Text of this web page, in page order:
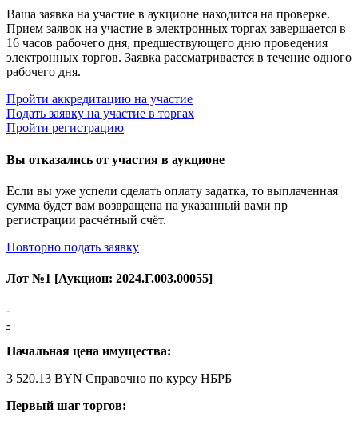
Ваша заявка на участие в аукционе находится на проверке.
Прием заявок на участие в электронных торгах завершается в
16 часов рабочего дня, предшествующего дню проведения
электронных торгов. Заявка рассматривается в течение одного
рабочего дня.
Пройти аккредитацию на участие
Подать заявку на участие в торгах
Пройти регистрацию
Вы отказались от участия в аукционе
Если вы уже успели сделать оплату задатка, то выплаченная
сумма будет вам возвращена на указанный вами пр
регистрации расчётный счёт.
Повторно подать заявку
Лот №1 [Аукцион: 2024.Г.003.00055]
-
-
Начальная цена имущества:
3 520.13 BYN Справочно по курсу НБРБ
Первый шаг торгов: